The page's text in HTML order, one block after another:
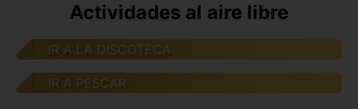
Actividades al aire libre
IR A LA DISCOTECA
IR A PESCAR